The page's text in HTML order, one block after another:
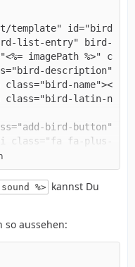
sound %> kannst Du
so aussehen: